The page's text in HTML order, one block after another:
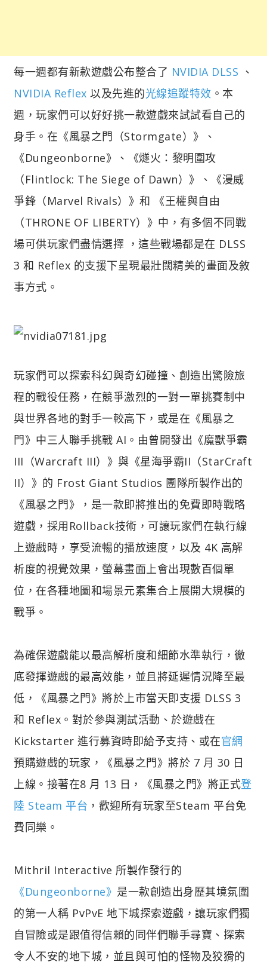
每一週都有新款遊戲公布整合了 NVIDIA DLSS 、
NVIDIA Reflex 以及先進的光線追蹤特效 。本
週，玩家們可以好好挑一款遊戲來試試看自己的
身手。在《風暴之門（Stormgate）》、
《Dungeonborne》、《燧火：黎明圍攻
（Flintlock: The Siege of Dawn）》、《漫威
爭鋒（Marvel Rivals）》和 《王權與自由
（THRONE OF LIBERTY）》中，有多個不同戰
場可供玩家們盡情選擇 ，這些戰場都是在 DLSS
3 和 Reflex 的支援下呈現最壯闊精美的畫面及敘
事方式。
玩家們可以探索科幻與奇幻碰撞、創造出驚險旅
程的戰役任務，在競爭激烈的一對一單挑賽制中
與世界各地的對手一較高下，或是在《風暴之
門》中三人聯手挑戰 AI。由曾開發出《魔獸爭霸
III（Warcraft III）》與《星海爭霸II（StarCraft
II）》的 Frost Giant Studios 團隊所製作出的
《風暴之門》，是一款即將推出的免費即時戰略
遊戲，採用Rollback技術，可讓玩家們在執行線
上遊戲時，享受流暢的播放速度，以及 4K 高解
析度的視覺效果，螢幕畫面上會出現數百個單
位，在各種地圖和場景元素集合上展開大規模的
戰爭。
為確保遊戲能以最高解析度和細節水準執行，徹
底發揮遊戲的最高效能，並且將延遲情況降至最
低，《風暴之門》將於上市當天即支援 DLSS 3
和 Reflex。對於參與測試活動、於遊戲在
Kickstarter 進行募資時即給予支持、或在官網
預購遊戲的玩家，《風暴之門》將於 7 月 30 日
上線。接著在8 月 13 日，《風暴之門》將正式登
陸 Steam 平台 ，歡迎所有玩家至Steam 平台免
費同樂。
Mithril Interactive 所製作發行的
《Dungeonborne》 是一款創造出身歷其境氛圍
的第一人稱 PvPvE 地下城探索遊戲，讓玩家們獨
自冒險或是跟值得信賴的同伴們聯手尋寶、探索
令人不安的地下城，並且與可怕的怪物及狡猾的